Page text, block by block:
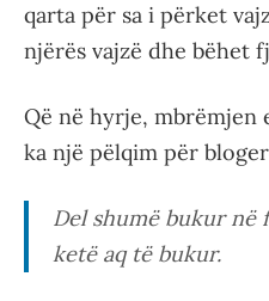
qarta për sa i përket
njërës vajzë dhe bëhet
Që në hyrje, mbrëmjen
ka një pëlqim për
Del shumë bukur në
ketë aq të bukur.